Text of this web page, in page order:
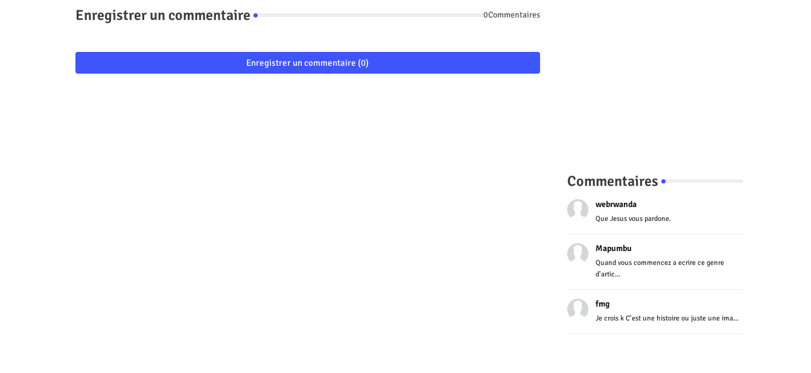
Enregistrer un commentaire 0Commentaires
Enregistrer un commentaire (0)
Commentaires
webrwanda
Que Jesus vous pardone.
Mapumbu
Quand vous commencez a ecrire ce genre
d'artic...
fmg
Je crois k C'est une histoire ou juste une ima...